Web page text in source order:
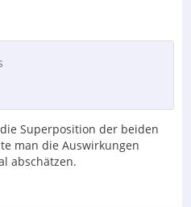
Superposition der beiden
man die Auswirkungen
abschätzen.